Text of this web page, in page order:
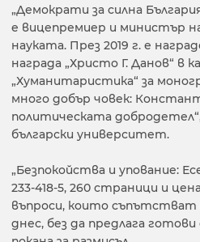
„Демократи за силна
е вицепремиер и министър
науката. През 2019 г. е
награда „Христо Г. Данов“ в
„Хуманитаристика“ за
много добър човек:
политическата
български университет.
„Безпокойства и упование:
233-418-5, 260 страници и
въпроси, които
днес, без да предлага